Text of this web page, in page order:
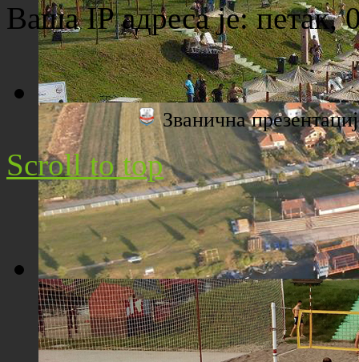
Плажа "Топољар" - Поглед са торња
Плажа "Топољар" - Поглед из ваздуха
Ваша IP адреса је:петак,
Званична
Scroll to top